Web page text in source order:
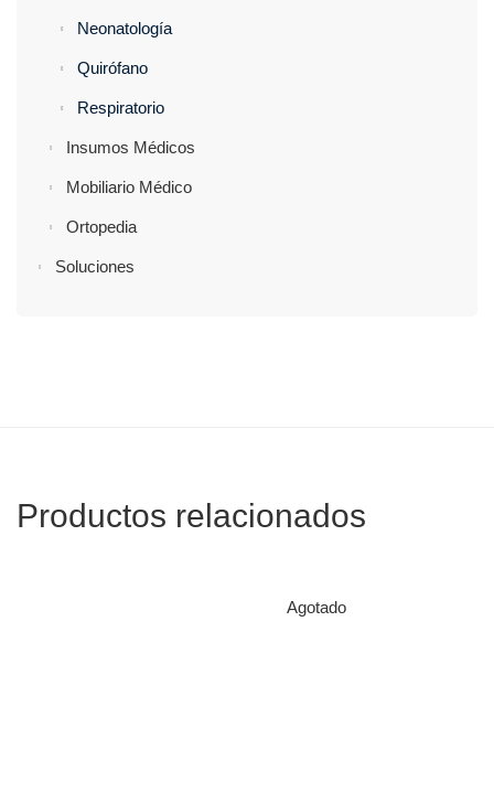
Neonatología
Quirófano
Respiratorio
Insumos Médicos
Mobiliario Médico
Ortopedia
Soluciones
Productos relacionados
Agotado